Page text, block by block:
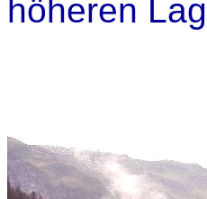
höheren